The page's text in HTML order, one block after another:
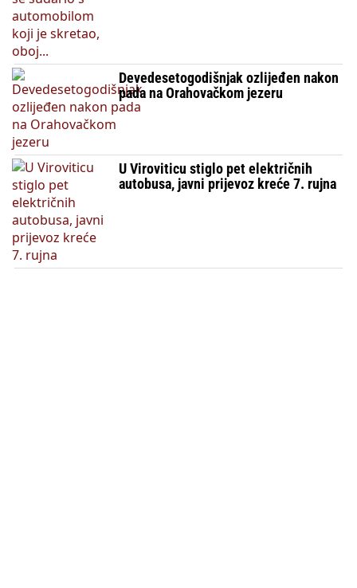
Devedesetogodišnjak ozlijeđen nakon
pada na Orahovačkom jezeru
U Viroviticu stiglo pet električnih
autobusa, javni prijevoz kreće 7. rujna